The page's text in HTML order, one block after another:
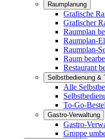
Raumplanung
Grafische
Grafischer
Raumplan
Raumplan-
Raumplan-
Raum
Restaurant
Selbstbedienung &
Alle
To-Go-
Gastro-Verwaltung
Gastro-
Gruppe